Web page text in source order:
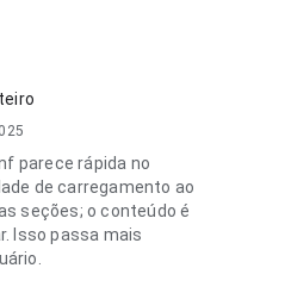
parece rápida no
de carregamento ao
seções; o conteúdo é
Isso passa mais